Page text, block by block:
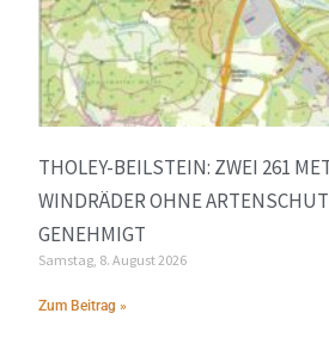
THOLEY-BEILSTEIN: ZWEI 261
WINDRÄDER OHNE
GENEHMIGT
Samstag, 8. August 2026
Zum Beitrag »